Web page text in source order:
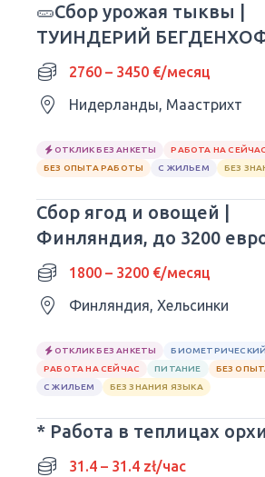
🥒Сбор урожая тыквы |
ТУИНДЕРИЙ БЕГДЕНХОФ
Сезон 2026 г.
2760 – 3450 €/месяц
Нидерланды, Маастрихт
ОТКЛИК БЕЗ АНКЕТЫ
РАБОТА НА СЕЙЧАС
БЕЗ ОПЫТА РАБОТЫ
С ЖИЛЬЕМ БЕЗ
Сбор ягод и овощей |
Финляндия, до 3200
1800 – 3200 €/месяц
Финляндия, Хельсинки
ОТКЛИК БЕЗ АНКЕТЫ
РАБОТА НА СЕЙЧАС
ПИТАНИЕ
БЕЗ
С ЖИЛЬЕМ
БЕЗ ЗНАНИЯ ЯЗЫКА
* Работа в теплицах
31.4 – 31.4 zł/час